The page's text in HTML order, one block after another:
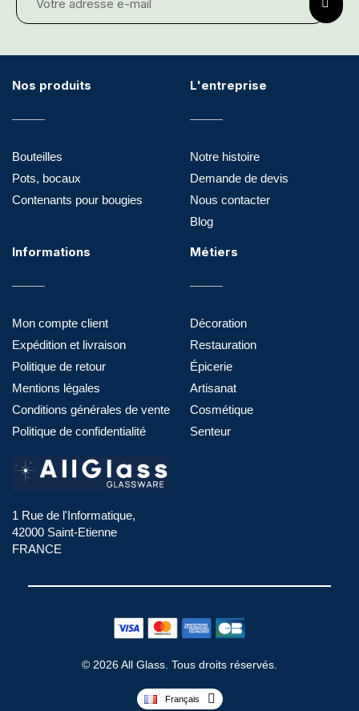
Nos produits
Bouteilles
Pots, bocaux
Contenants pour bougies
L'entreprise
Notre histoire
Demande de devis
Nous contacter
Blog
Informations
Mon compte client
Expédition et livraison
Politique de retour
Mentions légales
Conditions générales de vente
Politique de confidentialité
Métiers
Décoration
Restauration
Épicerie
Artisanat
Cosmétique
Senteur
1 Rue de l'Informatique,
42000 Saint-Etienne
FRANCE
© 2026 All Glass. Tous droits réservés.
Français